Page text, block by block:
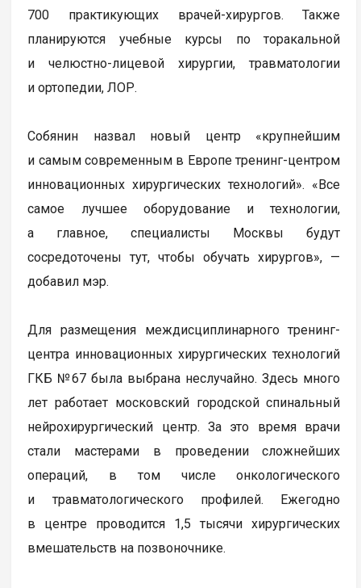
700 практикующих врачей-хирургов. Также
планируются учебные курсы по торакальной
и челюстно-лицевой хирургии, травматологии
и ортопедии, ЛОР.
Собянин назвал новый центр «крупнейшим
и самым современным в Европе тренинг-центром
инновационных хирургических технологий». «Все
самое лучшее оборудование и технологии,
а главное, специалисты Москвы будут
сосредоточены тут, чтобы обучать хирургов», —
добавил мэр.
Для размещения междисциплинарного тренинг-
центра инновационных хирургических технологий
ГКБ №67 была выбрана неслучайно. Здесь много
лет работает московский городской спинальный
нейрохирургический центр. За это время врачи
стали мастерами в проведении сложнейших
операций, в том числе онкологического
и травматологического профилей. Ежегодно
в центре проводится 1,5 тысячи хирургических
вмешательств на позвоночнике.